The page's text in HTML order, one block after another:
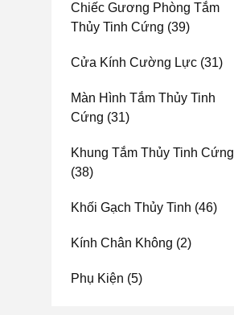
Chiếc Gương Phòng Tắm
Thủy Tinh Cứng (39)
Cửa Kính Cường Lực (31)
Màn Hình Tắm Thủy Tinh
Cứng (31)
Khung Tắm Thủy Tinh Cứng
(38)
Khối Gạch Thủy Tinh (46)
Kính Chân Không (2)
Phụ Kiện (5)